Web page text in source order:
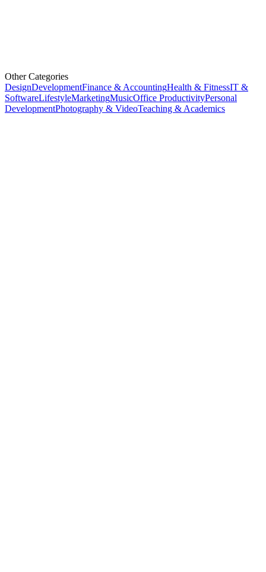
Other Categories
DesignDevelopmentFinance & AccountingHealth & FitnessIT &
SoftwareLifestyleMarketingMusicOffice ProductivityPersonal
DevelopmentPhotography & VideoTeaching & Academics